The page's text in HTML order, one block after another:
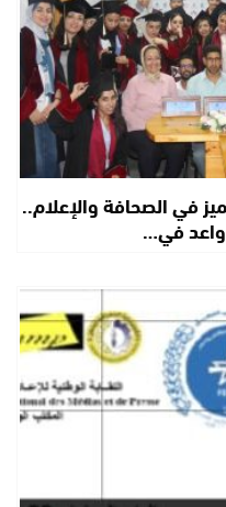
في الصحافة والإعلام..
في…